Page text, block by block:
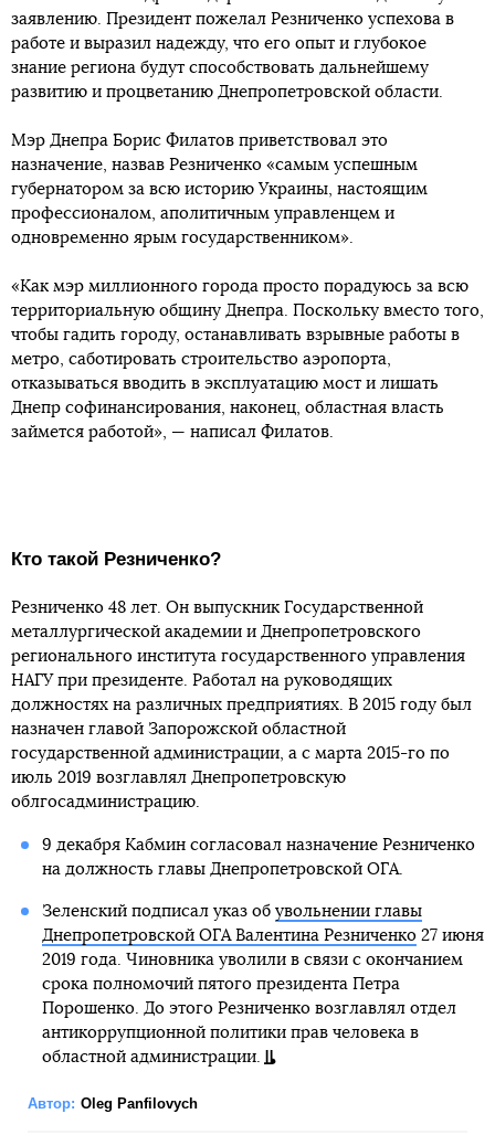
заявлению. Президент пожелал Резниченко успехова в
работе и выразил надежду, что его опыт и глубокое
знание региона будут способствовать дальнейшему
развитию и процветанию Днепропетровской области.
Мэр Днепра Борис Филатов приветствовал это
назначение, назвав Резниченко «самым успешным
губернатором за всю историю Украины, настоящим
профессионалом, аполитичным управленцем и
одновременно ярым государственником».
«Как мэр миллионного города просто порадуюсь за всю
территориальную общину Днепра. Поскольку вместо того,
чтобы гадить городу, останавливать взрывные работы в
метро, саботировать строительство аэропорта,
отказываться вводить в эксплуатацию мост и лишать
Днепр софинансирования, наконец, областная власть
займется работой», — написал Филатов.
Кто такой Резниченко?
Резниченко 48 лет. Он выпускник Государственной
металлургической академии и Днепропетровского
регионального института государственного управления
НАГУ при президенте. Работал на руководящих
должностях на различных предприятиях. В 2015 году был
назначен главой Запорожской областной
государственной администрации, а с марта 2015-го по
июль 2019 возглавлял Днепропетровскую
облгосадминистрацию.
9 декабря Кабмин согласовал назначение Резниченко
на должность главы Днепропетровской ОГА.
Зеленский подписал указ об увольнении главы
Днепропетровской ОГА Валентина Резниченко27 июня
2019 года. Чиновника уволили в связи с окончанием
срока полномочий пятого президента Петра
Порошенко. До этого Резниченко возглавлял отдел
антикоррупционной политики прав человека в
областной администрации.
Автор: Oleg Panfilovych